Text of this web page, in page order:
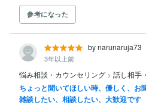
参考になった
by narunaruja73
3年以上前
悩み相談・カウンセリング > 話し相手
ちょっと聞いてほしい時、優しく、お
雑談したい、相談したい、大歓迎です